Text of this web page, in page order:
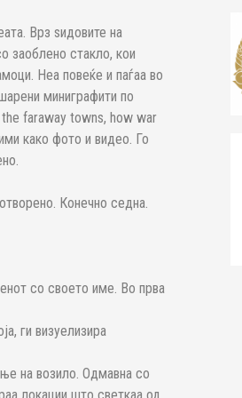
Врз ѕидовите на
заоблено стакло, кои
Неа повеќе и паѓаа во
миниграфити по
the faraway towns, how war
како фото и видео. Го
Конечно седна.
со своето име. Во прва
ги визуелизира
на возило. Одмавна со